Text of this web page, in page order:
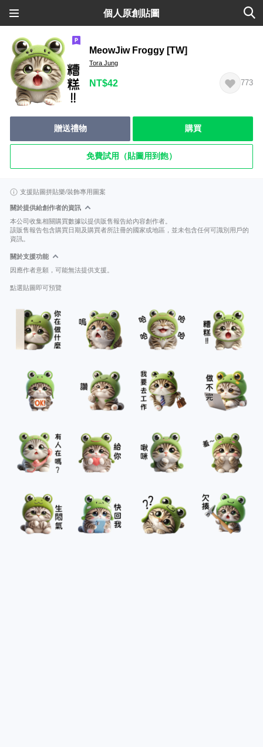
個人原創貼圖
MeowJiw Froggy [TW]
Tora Jung
NT$42 773
贈送禮物 購買
免費試用（貼圖用到飽）
支援貼圖拼貼樂/裝飾專用圖案
關於提供給創作者的資訊
本公司收集相關購買數據以提供販售報告給內容創作者。
該販售報告包含購買日期及購買者所註冊的國家或地區，並未包含任何可識別用戶的
資訊。
關於支援功能
因應作者意願，可能無法提供支援。
點選貼圖即可預覽